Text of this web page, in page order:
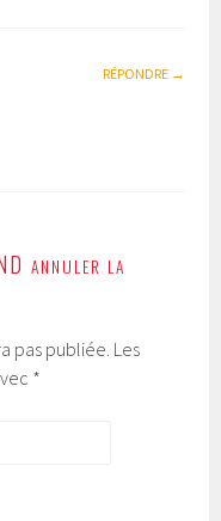
RÉPONDRE
ANNULER LA
pas publiée. Les
*